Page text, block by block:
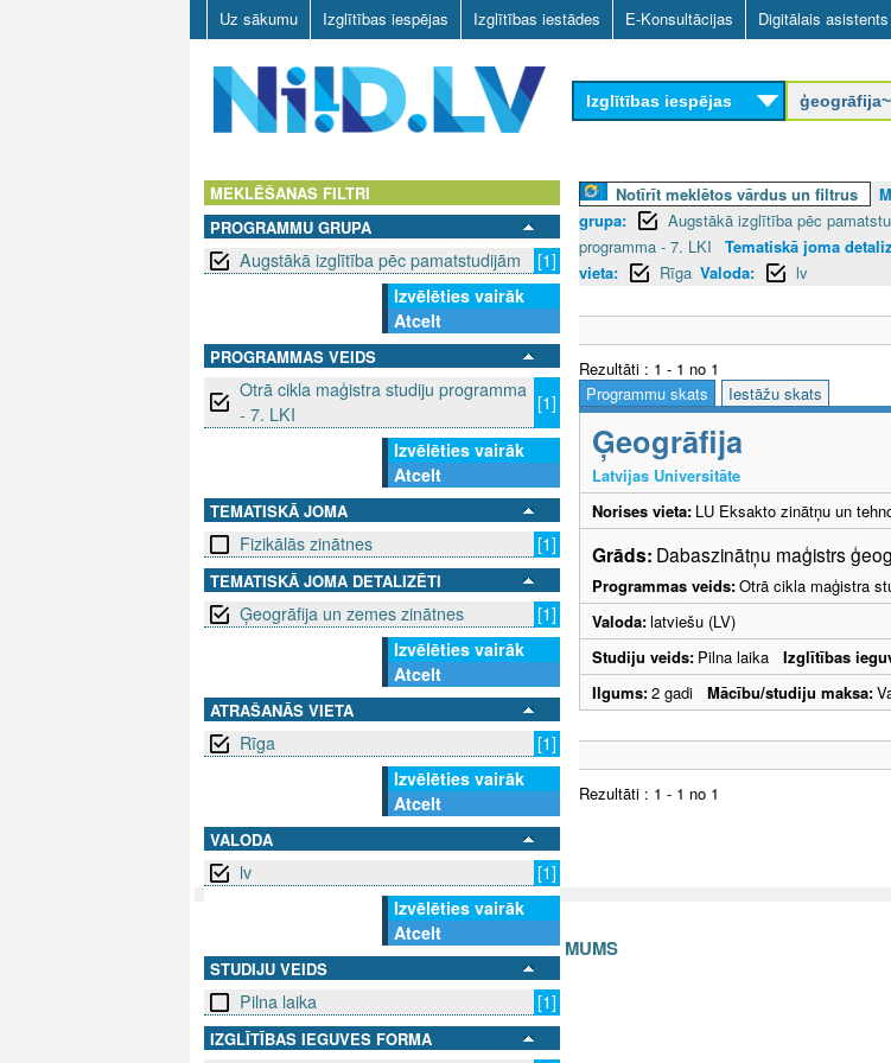
Skip
to
main
content
Uz sākumu Izglītības iespējas Izglītības iestādes E-Konsultācijas Digitālais asistents
V
Izglītības iespējas
MEKLĒŠANAS FILTRI
PROGRAMMU GRUPA
Augstākā izglītība pēc pamatstudijām
[1]
Izvēlēties vairāk
Atcelt
PROGRAMMAS VEIDS
Otrā cikla maģistra studiju programma
- 7. LKI
[1]
Izvēlēties vairāk
Atcelt
TEMATISKĀ JOMA
Fizikālās zinātnes [1]
TEMATISKĀ JOMA DETALIZĒTI
Ģeogrāfija un zemes zinātnes
[1]
Izvēlēties vairāk
Atcelt
ATRAŠANĀS VIETA
Rīga
[1]
Izvēlēties vairāk
Atcelt
VALODA
lv
[1]
Izvēlēties vairāk
Atcelt
STUDIJU VEIDS
Pilna laika [1]
IZGLĪTĪBAS IEGUVES FORMA
Notīrīt meklētos vārdus un filtrus
grupa:
Augstākā izglītība pēc
programma - 7. LKI
Tematiskā joma
vieta:
Rīga Valoda: lv
Rezultāti : 1 - 1 no 1
Programmu skats
Iestāžu skats
Ģeogrāfija
Latvijas Universitāte
Norises vieta: LU Eksakto zinātņu un
Grāds: Dabaszinātņu maģistrs
Programmas veids:Otrā cikla maģistra
Valoda:latviešu (LV)
Studiju veids: Pilna laika Izglītības
Ilgums:2 gadi Mācību/studiju maksa:
Rezultāti : 1 - 1 no 1
SAZINIES AR MUMS
info@niid.lv